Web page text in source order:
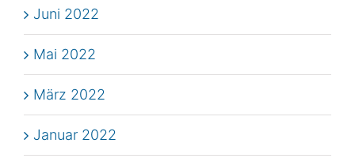
Juni 2022
Mai 2022
März 2022
Januar 2022